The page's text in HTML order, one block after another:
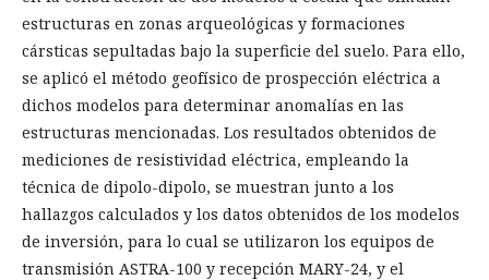
estructuras en zonas arqueológicas y formaciones
cársticas sepultadas bajo la superficie del suelo. Para ello,
se aplicó el método geofísico de prospección eléctrica a
dichos modelos para determinar anomalías en las
estructuras mencionadas. Los resultados obtenidos de
mediciones de resistividad eléctrica, empleando la
técnica de dipolo-dipolo, se muestran junto a los
hallazgos calculados y los datos obtenidos de los modelos
de inversión, para lo cual se utilizaron los equipos de
transmisión ASTRA-100 y recepción MARY-24, y el